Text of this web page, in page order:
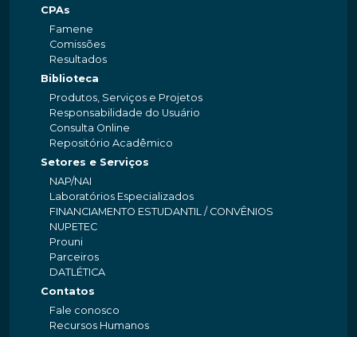
CPAs
Famene
Comissões
Resultados
Biblioteca
Produtos, Serviços e Projetos
Responsabilidade do Usuário
Consulta Online
Repositório Acadêmico
Setores e Serviços
NAP/NAI
Laboratórios Especializados
FINANCIAMENTO ESTUDANTIL / CONVÊNIOS
NUPETEC
Prouni
Parceiros
DATLÉTICA
Contatos
Fale conosco
Recursos Humanos